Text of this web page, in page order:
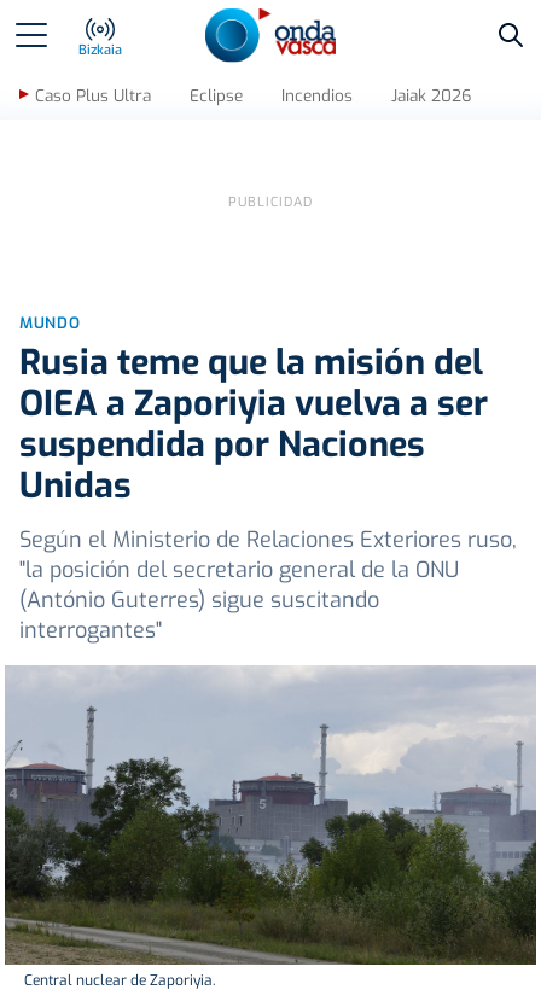
Bizkaia
Caso Plus Ultra Eclipse Incendios Jaiak 2026
MUNDO
Rusia teme que la misión del
OIEA a Zaporiyia vuelva a ser
suspendida por Naciones
Unidas
Según el Ministerio de Relaciones Exteriores ruso,
"la posición del secretario general de la ONU
(António Guterres) sigue suscitando
interrogantes"
Central nuclear de Zaporiyia.